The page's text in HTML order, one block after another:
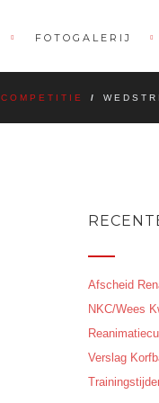
FOTOGALERIJ
COMPETITIE /
Afscheid
NKC/Wees
Verslag